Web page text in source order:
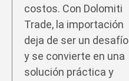
costos. Con Dolomiti
Trade, la importación
deja de ser un desafío
y se convierte en una
solución práctica y